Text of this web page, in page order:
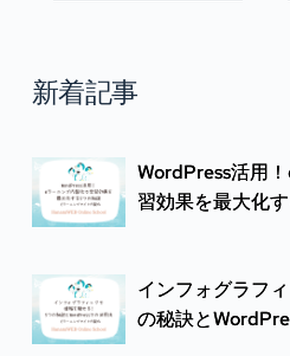
新着記事
WordPress活用
習効果を最大化
インフォグラフ
の秘訣と